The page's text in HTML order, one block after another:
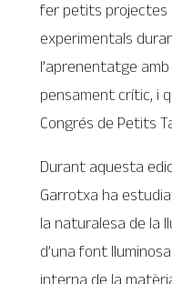
fer petits projectes
experimentals
l’aprenentatge
pensament crític, i
Congrés de Petits
Durant aquesta
Garrotxa ha
la naturalesa de la
d’una font
interna de la